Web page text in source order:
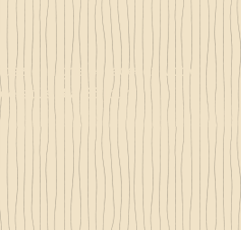
en ligne et recevez votre
sous 3 à 25 jours